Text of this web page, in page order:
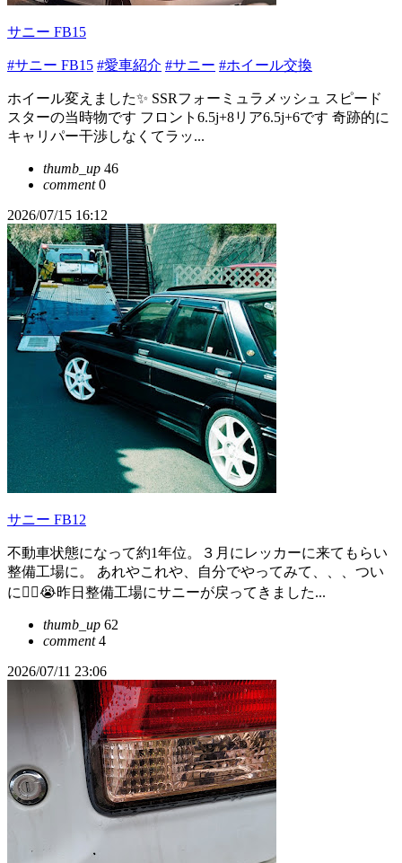
サニー FB15
#サニー FB15 #愛車紹介 #サニー #ホイール交換
ホイール変えました✨ SSRフォーミュラメッシュ スピード
スターの当時物です フロント6.5j+8リア6.5j+6です 奇跡的に
キャリパー干渉しなくてラッ...
thumb_up 46
comment0
2026/07/15 16:12
サニー FB12
不動車状態になって約1年位。３月にレッカーに来てもらい
整備工場に。 あれやこれや、自分でやってみて、、、つい
に😵‍💫😭昨日整備工場にサニーが戻ってきました...
thumb_up 62
comment4
2026/07/11 23:06